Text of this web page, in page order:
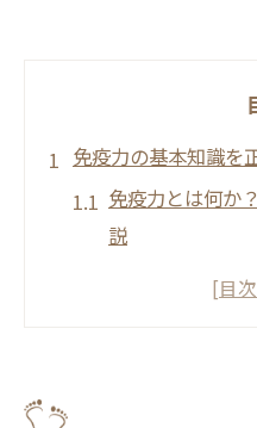
免疫力の基本知識を
免疫力とは何か
説
免疫システムの